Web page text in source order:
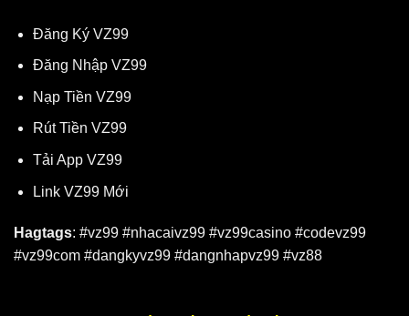
Đăng Ký VZ99
Đăng Nhập VZ99
Nạp Tiền VZ99
Rút Tiền VZ99
Tải App VZ99
Link VZ99 Mới
Hagtags: #vz99 #nhacaivz99 #vz99casino #codevz99
#vz99com #dangkyvz99 #dangnhapvz99 #vz88